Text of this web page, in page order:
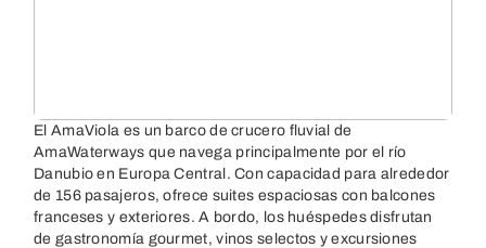
El AmaViola es un barco de crucero fluvial de
AmaWaterways que navega principalmente por el río
Danubio en Europa Central. Con capacidad para alrededor
de 156 pasajeros, ofrece suites espaciosas con balcones
franceses y exteriores. A bordo, los huéspedes disfrutan
de gastronomía gourmet, vinos selectos y excursiones